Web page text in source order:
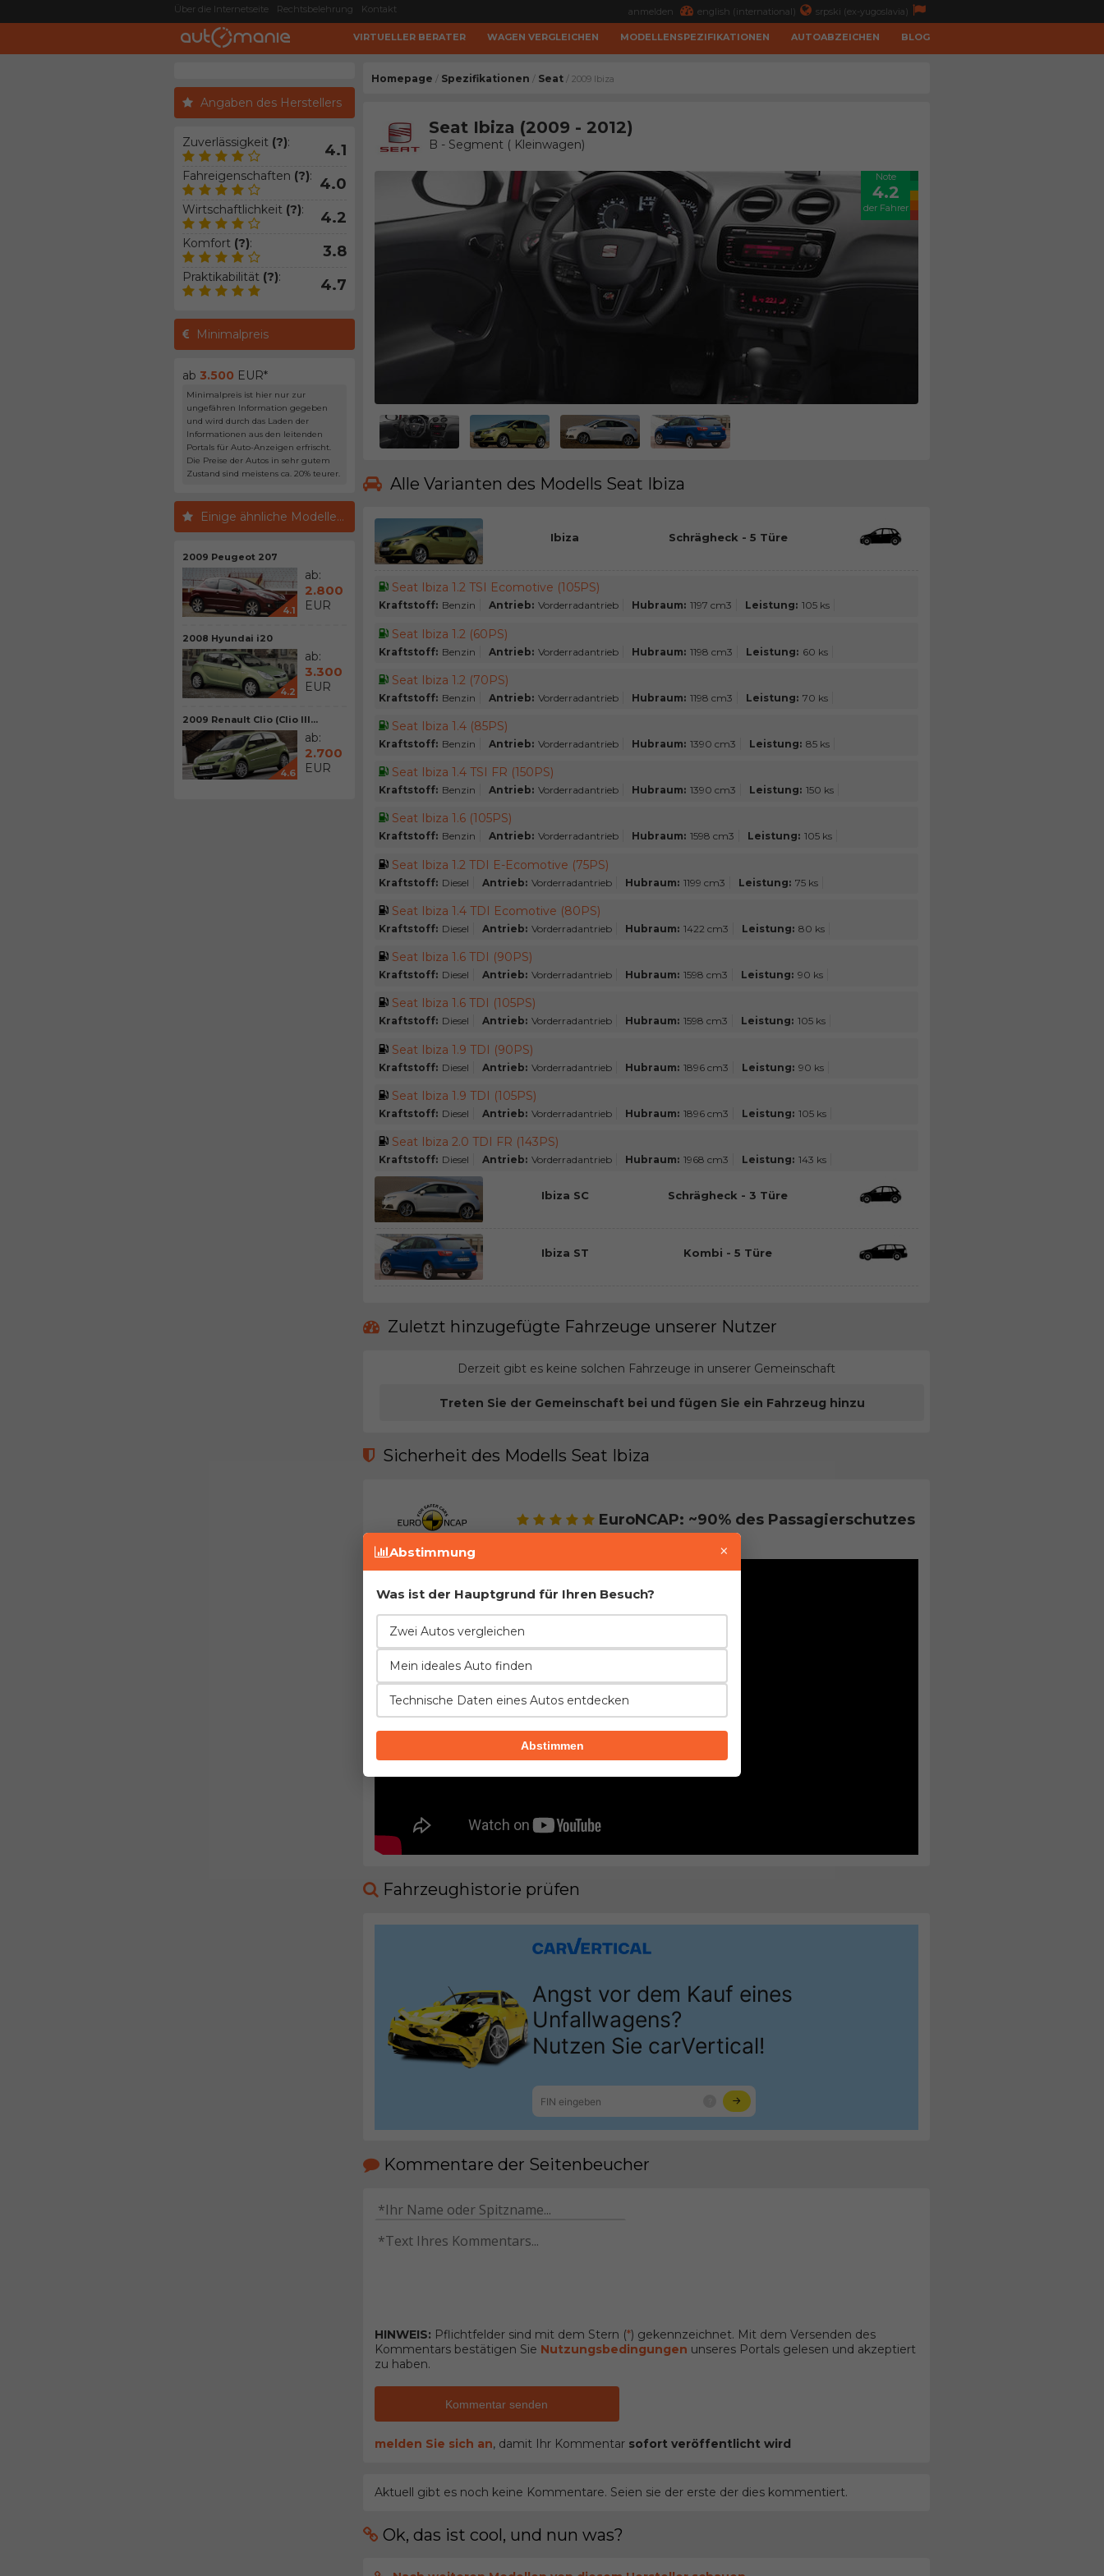
Über die Internetseite Rechtsbelehrung Kontakt anmelden english (international) srpski (ex-yugoslavia)
VIRTUELLER BERATER WAGEN VERGLEICHEN MODELLENSPEZIFIKATIONEN AUTOABZEICHEN BLOG
Angaben des Herstellers
Zuverlässigkeit (?): 4.1
Fahreigenschaften (?): 4.0
Wirtschaftlichkeit (?): 4.2
Komfort (?): 3.8
Praktikabilität (?): 4.7
Minimalpreis
ab 3.500 EUR*
Minimalpreis ist hier nur zur
ungefähren Information gegeben
und wird durch das Laden der
Informationen aus den leitenden
Portals für Auto-Anzeigen erfrischt.
Die Preise der Autos in sehr gutem
Zustand sind meistens ca. 20% teurer.
Einige ähnliche Modelle...
2009 Peugeot 207
4.1
ab:
2.800
EUR
2008 Hyundai i20
4.2
ab:
3.300
EUR
2009 Renault Clio (Clio III...
4.6
ab:
2.700
EUR
Homepage / Spezifikationen / Seat / 2009 Ibiza
Seat Ibiza (2009 - 2012)
B - Segment ( Kleinwagen)
Note
4.2
der Fahrer
Alle Varianten des Modells Seat Ibiza
Ibiza Schrägheck - 5 Türe
Seat Ibiza 1.2 TSI Ecomotive (105PS)
Kraftstoff: Benzin Antrieb: Vorderradantrieb Hubraum: 1197 cm3 Leistung: 105 ks
Seat Ibiza 1.2 (60PS)
Kraftstoff: Benzin Antrieb: Vorderradantrieb Hubraum: 1198 cm3 Leistung: 60 ks
Seat Ibiza 1.2 (70PS)
Kraftstoff: Benzin Antrieb: Vorderradantrieb Hubraum: 1198 cm3 Leistung: 70 ks
Seat Ibiza 1.4 (85PS)
Kraftstoff: Benzin Antrieb: Vorderradantrieb Hubraum: 1390 cm3 Leistung: 85 ks
Seat Ibiza 1.4 TSI FR (150PS)
Kraftstoff: Benzin Antrieb: Vorderradantrieb Hubraum: 1390 cm3 Leistung: 150 ks
Seat Ibiza 1.6 (105PS)
Kraftstoff: Benzin Antrieb: Vorderradantrieb Hubraum: 1598 cm3 Leistung: 105 ks
Seat Ibiza 1.2 TDI E-Ecomotive (75PS)
Kraftstoff: Diesel Antrieb: Vorderradantrieb Hubraum: 1199 cm3 Leistung: 75 ks
Seat Ibiza 1.4 TDI Ecomotive (80PS)
Kraftstoff: Diesel Antrieb: Vorderradantrieb Hubraum: 1422 cm3 Leistung: 80 ks
Seat Ibiza 1.6 TDI (90PS)
Kraftstoff: Diesel Antrieb: Vorderradantrieb Hubraum: 1598 cm3 Leistung: 90 ks
Seat Ibiza 1.6 TDI (105PS)
Kraftstoff: Diesel Antrieb: Vorderradantrieb Hubraum: 1598 cm3 Leistung: 105 ks
Seat Ibiza 1.9 TDI (90PS)
Kraftstoff: Diesel Antrieb: Vorderradantrieb Hubraum: 1896 cm3 Leistung: 90 ks
Seat Ibiza 1.9 TDI (105PS)
Kraftstoff: Diesel Antrieb: Vorderradantrieb Hubraum: 1896 cm3 Leistung: 105 ks
Seat Ibiza 2.0 TDI FR (143PS)
Kraftstoff: Diesel Antrieb: Vorderradantrieb Hubraum: 1968 cm3 Leistung: 143 ks
Ibiza SC Schrägheck - 3 Türe
Ibiza ST Kombi - 5 Türe
Zuletzt hinzugefügte Fahrzeuge unserer Nutzer
Derzeit gibt es keine solchen Fahrzeuge in unserer Gemeinschaft
Treten Sie der Gemeinschaft bei und fügen Sie ein Fahrzeug hinzu
Sicherheit des Modells Seat Ibiza
EuroNCAP: ~90% des Passagierschutzes
Fahrzeughistorie prüfen
Kommentare der Seitenbeucher
HINWEIS: Pflichtfelder sind mit dem Stern (*) gekennzeichnet. Mit dem Versenden des
Kommentars bestätigen Sie Nutzungsbedingungen unseres Portals gelesen und akzeptiert
zu haben.
Kommentar senden
melden Sie sich an, damit Ihr Kommentar sofort veröffentlicht wird
Aktuell gibt es noch keine Kommentare. Seien sie der erste der dies kommentiert.
Ok, das ist cool, und nun was?
Abstimmung ×
Was ist der Hauptgrund für Ihren Besuch?
Zwei Autos vergleichen
Mein ideales Auto finden
Technische Daten eines Autos entdecken
Abstimmen